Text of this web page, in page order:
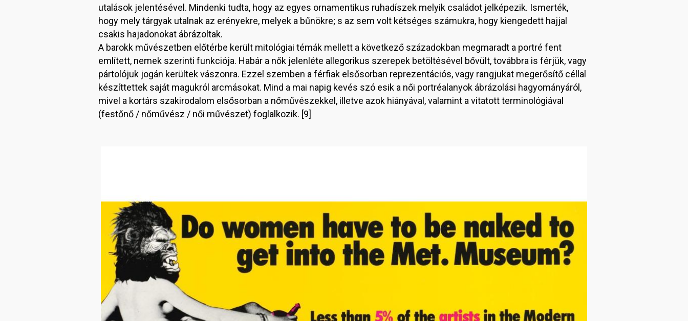
utalások jelentésével. Mindenki tudta, hogy az egyes ornamentikus ruhadíszek melyik családot jelképezik. Ismerték,
hogy mely tárgyak utalnak az erényekre, melyek a bűnökre; s az sem volt kétséges számukra, hogy kiengedett hajjal
csakis hajadonokat ábrázoltak.
A barokk művészetben előtérbe került mitológiai témák mellett a következő századokban megmaradt a portré fent
említett, nemek szerinti funkciója. Habár a nők jelenléte allegorikus szerepek betöltésével bővült, továbbra is férjük, vagy
pártolójuk jogán kerültek vászonra. Ezzel szemben a férfiak elsősorban reprezentációs, vagy rangjukat megerősítő céllal
készíttettek saját magukról arcmásokat. Mind a mai napig kevés szó esik a női portréalanyok ábrázolási hagyományáról,
mivel a kortárs szakirodalom elsősorban a nőművészekkel, illetve azok hiányával, valamint a vitatott terminológiával
(festőnő / nőművész / női művészet) foglalkozik. [9]